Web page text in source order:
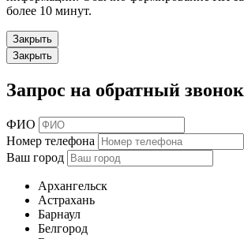
более 10 минут.
Закрыть
Закрыть
Запрос на обратный звонок
ФИО
Номер телефона
Ваш город
Архангельск
Астрахань
Барнаул
Белгород